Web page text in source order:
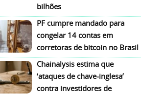
bilhões
PF cumpre mandado para
congelar 14 contas em
corretoras de bitcoin no Brasil
Chainalysis estima que
‘ataques de chave-inglesa’
contra investidores de